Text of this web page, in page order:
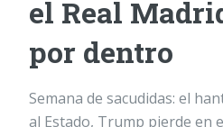
el Real
por dentro
Semana de sacudidas: el
al Estado, Trump pierde en